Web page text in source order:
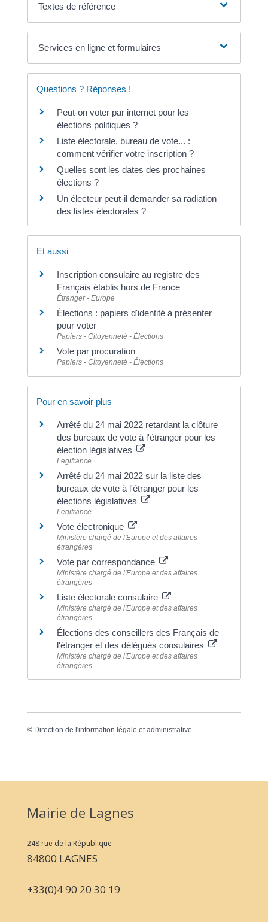
Textes de référence
Services en ligne et formulaires
Questions ? Réponses !
Peut-on voter par internet pour les
élections politiques ?
Liste électorale, bureau de vote... :
comment vérifier votre inscription ?
Quelles sont les dates des prochaines
élections ?
Un électeur peut-il demander sa radiation
des listes électorales ?
Et aussi
Inscription consulaire au registre des
Français établis hors de France
Étranger - Europe
Élections : papiers d'identité à présenter
pour voter
Papiers - Citoyenneté - Élections
Vote par procuration
Papiers - Citoyenneté - Élections
Pour en savoir plus
Arrêté du 24 mai 2022 retardant la clôture
des bureaux de vote à l'étranger pour les
élection législatives
Legifrance
Arrêté du 24 mai 2022 sur la liste des
bureaux de vote à l'étranger pour les
élections législatives
Legifrance
Vote électronique
Ministère chargé de l'Europe et des affaires
étrangères
Vote par correspondance
Ministère chargé de l'Europe et des affaires
étrangères
Liste électorale consulaire
Ministère chargé de l'Europe et des affaires
étrangères
Élections des conseillers des Français de
l'étranger et des délégués consulaires
Ministère chargé de l'Europe et des affaires
étrangères
© Direction de l'information légale et administrative
Mairie de Lagnes
248 rue de la République
84800 LAGNES
+33(0)4 90 20 30 19